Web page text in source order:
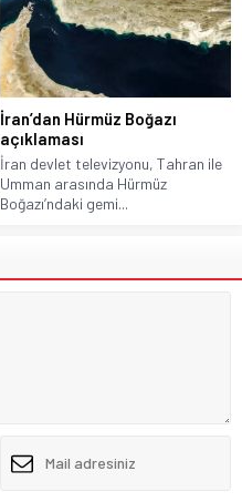
İran’dan Hürmüz Boğazı
açıklaması
İran devlet televizyonu, Tahran ile
Umman arasında Hürmüz
Boğazı’ndaki gemi...